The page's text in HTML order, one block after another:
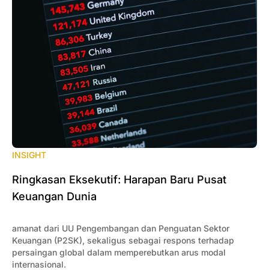
INSIGHT
Ringkasan Eksekutif: Harapan Baru Pusat
Keuangan Dunia
amanat dari UU Pengembangan dan Penguatan Sektor
Keuangan (P2SK), sekaligus sebagai respons terhadap
persaingan global dalam memperebutkan arus modal
internasional.